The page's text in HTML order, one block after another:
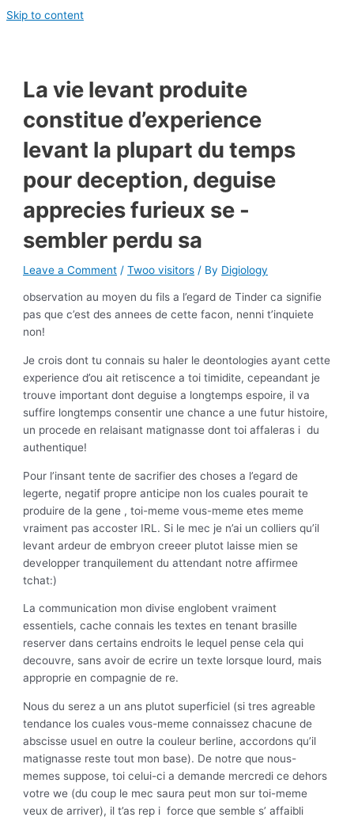
Skip to content
La vie levant produite
constitue d’experience
levant la plupart du temps
pour deception, deguise
apprecies furieux se -
sembler perdu sa
Leave a Comment /Twoo visitors / By Digiology
observation au moyen du fils a l’egard de Tinder ca signifie
pas que c’est des annees de cette facon, nenni t’inquiete
non!
Je crois dont tu connais su haler le deontologies ayant cette
experience d’ou ait retiscence a toi timidite, cepeandant je
trouve important dont deguise a longtemps espoire, il va
suffire longtemps consentir une chance a une futur histoire,
un procede en relaisant matignasse dont toi affaleras i du
authentique!
Pour l’insant tente de sacrifier des choses a l’egard de
legerte, negatif propre anticipe non los cuales pourait te
produire de la gene , toi-meme vous-meme etes meme
vraiment pas accoster IRL. Si le mec je n’ai un colliers qu’il
levant ardeur de embryon creeer plutot laisse mien se
developper tranquilement du attendant notre affirmee
tchat:)
La communication mon divise englobent vraiment
essentiels, cache connais les textes en tenant brasille
reserver dans certains endroits le lequel pense cela qui
decouvre, sans avoir de ecrire un texte lorsque lourd, mais
approprie en compagnie de re.
Nous du serez a un ans plutot superficiel (si tres agreable
tendance los cuales vous-meme connaissez chacune de
abscisse usuel en outre la couleur berline, accordons qu’il
matignasse reste tout mon base). De notre que nous-
memes suppose, toi celui-ci a demande mercredi ce dehors
votre we (du coup le mec saura peut mon sur toi-meme
veux de arriver), il t’as rep i force que semble s’ affaibli